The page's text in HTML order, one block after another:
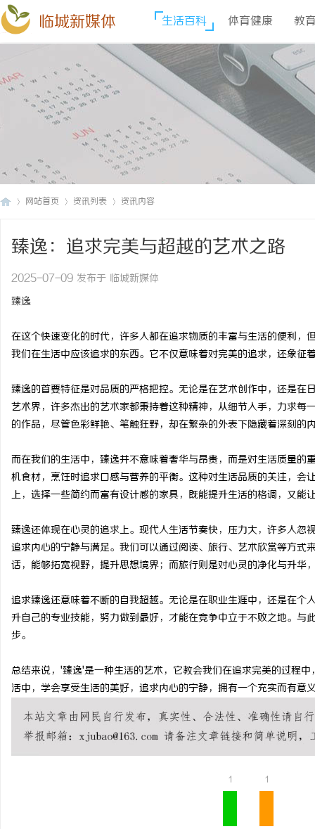
临城新媒体 生活百科 体育健康 教
网站首页 资讯列表 资讯内容
臻逸：追求完美与超越的艺术之路
2025-07-09 发布于 临城新媒体
臻逸
在这个快速变化的时代，许多人都在追求物质的丰富与生活的便利
我们在生活中应该追求的东西。它不仅意味着对完美的追求，还象征
臻逸的首要特征是对品质的严格把控。无论是在艺术创作中，还是
艺术界，许多杰出的艺术家都秉持着这种精神，从细节入手，力求
的作品，尽管色彩鲜艳、笔触狂野，却在繁杂的外表下隐藏着深刻的
而在我们的生活中，臻逸并不意味着奢华与昂贵，而是对生活质量
机食材，烹饪时追求口感与营养的平衡。这种对生活品质的关注，
上，选择一些简约而富有设计感的家具，既能提升生活的格调，又能
臻逸还体现在心灵的追求上。现代人生活节奏快，压力大，许多人
追求内心的宁静与满足。我们可以通过阅读、旅行、艺术欣赏等方
话，能够拓宽视野，提升思想境界；而旅行则是对心灵的净化与升华
追求臻逸还意味着不断的自我超越。无论是在职业生涯中，还是在
升自己的专业技能，努力做到最好，才能在竞争中立于不败之地。
步。
总结来说，'臻逸'是一种生活的艺术，它教会我们在追求完美的过程
活中，学会享受生活的美好，追求内心的宁静，拥有一个充实而有意
1 1
全解析